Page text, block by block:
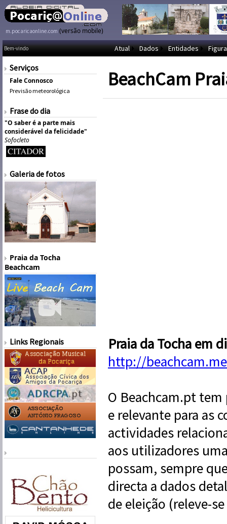
m.pocaricaonline.com (versão mobile)
Bem-vindo Atual Dados Entidades
Serviços
Fale Connosco
Previsão meteorológica
Frase do dia
"O saber é a parte mais
considerável da felicidade"
Sofocleto
Galeria de fotos
Praia da Tocha
Beachcam
Links Regionais
BeachCam
Praia da Tocha em
http://
O Beachcam.pt
e relevante para as
actividades
aos utilizadores
possam, sempre
directa a dados
de eleição (releve-